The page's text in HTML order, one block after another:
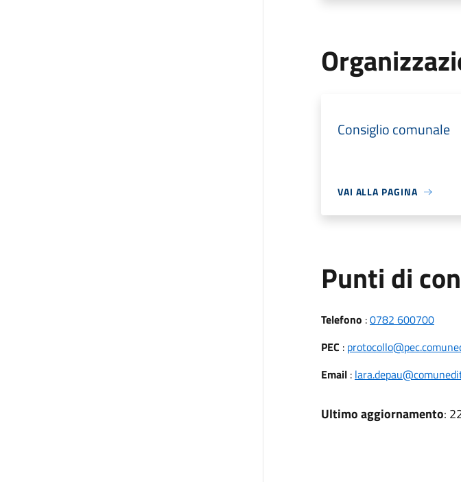
Consiglio comunale
VAI ALLA PAGINA
Punti di
Telefono :0782 600700
PEC :
Email:
Ultimo aggiornamento: